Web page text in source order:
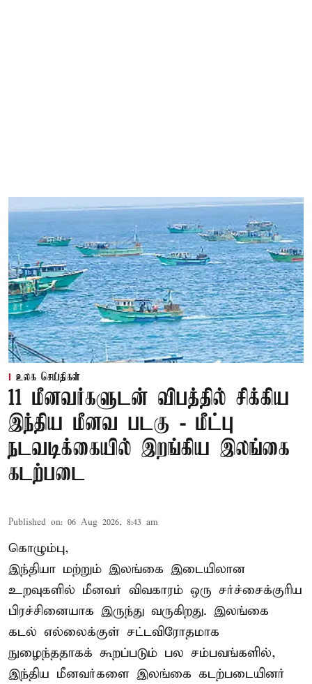
உலக செய்திகள்
11 மீனவர்களுடன் விபத்தில் சிக்கிய
இந்திய மீனவ படகு - மீட்பு
நடவடிக்கையில் இறங்கிய இலங்கை
கடற்படை
Published on: 06 Aug 2026, 8:43 am
கொழும்பு,
இந்தியா மற்றும் இலங்கை இடையிலான
உறவுகளில் மீனவர் விவகாரம் ஒரு சர்ச்சைக்குரிய
பிரச்சினையாக இருந்து வருகிறது. இலங்கை
கடல் எல்லைக்குள் சட்டவிரோதமாக
நுழைந்ததாகக் கூறப்படும் பல சம்பவங்களில்,
இந்திய மீனவர்களை இலங்கை கடற்படையினர்